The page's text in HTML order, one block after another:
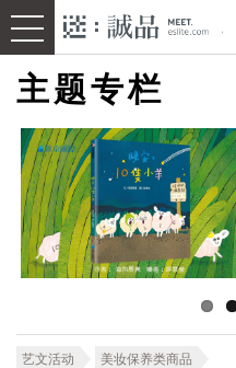
主题专栏
艺文活动 美妆保养类商品